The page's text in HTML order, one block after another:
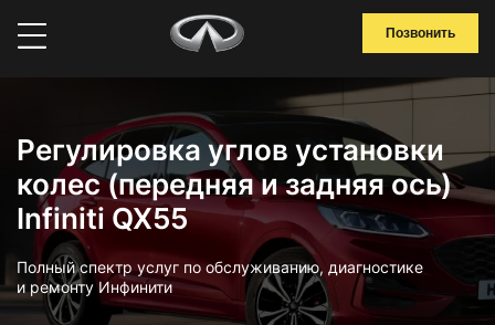
Позвонить
Регулировка углов установки
колес (передняя и задняя ось)
Infiniti QX55
Полный спектр услуг по обслуживанию, диагностике
и ремонту Инфинити